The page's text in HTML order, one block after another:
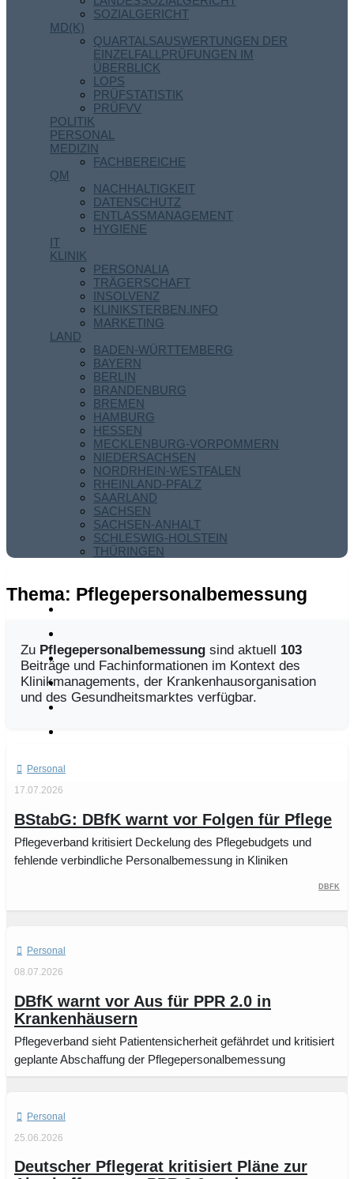
SOZIALGERICHT
MD(K)
QUARTALSAUSWERTUNGEN DER
EINZELFALLPRÜFUNGEN IM
ÜBERBLICK
LOPS
PRÜFSTATISTIK
PRÜFVV
POLITIK
PERSONAL
MEDIZIN
FACHBEREICHE
QM
NACHHALTIGKEIT
DATENSCHUTZ
ENTLASSMANAGEMENT
HYGIENE
IT
KLINIK
PERSONALIA
TRÄGERSCHAFT
INSOLVENZ
KLINIKSTERBEN.INFO
MARKETING
LAND
BADEN-WÜRTTEMBERG
BAYERN
BERLIN
BRANDENBURG
BREMEN
HAMBURG
HESSEN
MECKLENBURG-VORPOMMERN
NIEDERSACHSEN
NORDRHEIN-WESTFALEN
RHEINLAND-PFALZ
SAARLAND
SACHSEN
SACHSEN-ANHALT
SCHLESWIG-HOLSTEIN
THÜRINGEN
Thema: Pflegepersonalbemessung
Zu Pflegepersonalbemessung sind aktuell 103
Beiträge und Fachinformationen im Kontext des
Klinikmanagements, der Krankenhausorganisation
und des Gesundheitsmarktes verfügbar.
Personal
17.07.2026
BStabG: DBfK warnt vor Folgen für Pflege
Pflegeverband kritisiert Deckelung des Pflegebudgets und
fehlende verbindliche Personalbemessung in Kliniken
DBfK
Personal
08.07.2026
DBfK warnt vor Aus für PPR 2.0 in
Krankenhäusern
Pflegeverband sieht Patientensicherheit gefährdet und kritisiert
geplante Abschaffung der Pflegepersonalbemessung
Personal
25.06.2026
Deutscher Pflegerat kritisiert Pläne zur